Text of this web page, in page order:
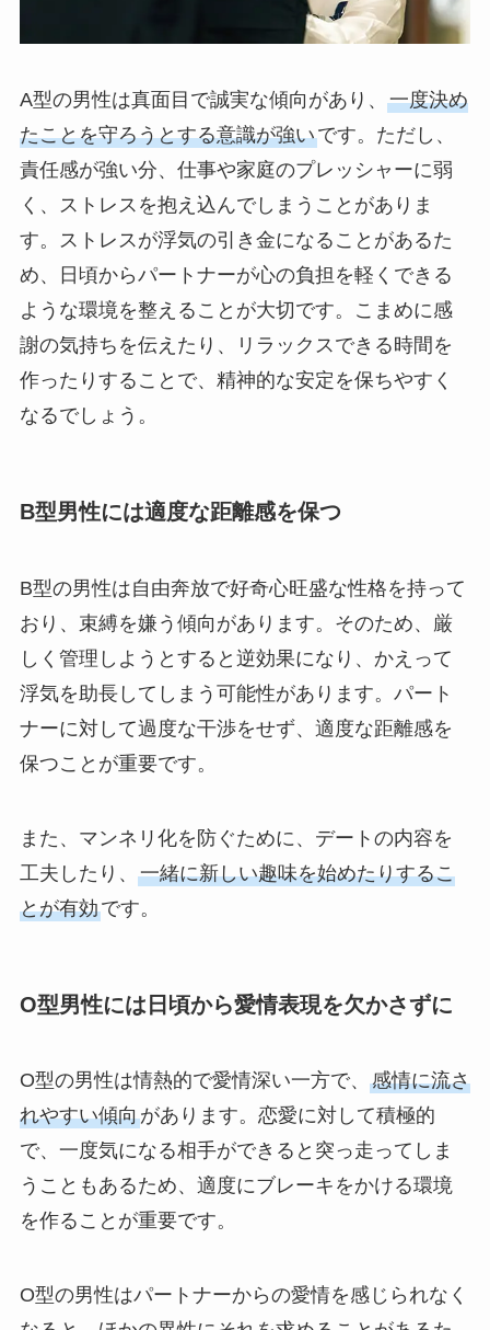
A型の男性は真面目で誠実な傾向があり、 一度決め
たことを守ろうとする意識が強いです。ただし、
責任感が強い分、仕事や家庭のプレッシャーに弱
く、ストレスを抱え込んでしまうことがありま
す。ストレスが浮気の引き金になることがあるた
め、日頃からパートナーが心の負担を軽くできる
ような環境を整えることが大切です。こまめに感
謝の気持ちを伝えたり、リラックスできる時間を
作ったりすることで、精神的な安定を保ちやすく
なるでしょう。
B型男性には適度な距離感を保つ
B型の男性は自由奔放で好奇心旺盛な性格を持って
おり、束縛を嫌う傾向があります。そのため、厳
しく管理しようとすると逆効果になり、かえって
浮気を助長してしまう可能性があります。パート
ナーに対して過度な干渉をせず、適度な距離感を
保つことが重要です。
また、マンネリ化を防ぐために、デートの内容を
工夫したり、 一緒に新しい趣味を始めたりするこ
とが有効です。
O型男性には日頃から愛情表現を欠かさずに
O型の男性は情熱的で愛情深い一方で、 感情に流さ
れやすい傾向があります。恋愛に対して積極的
で、一度気になる相手ができると突っ走ってしま
うこともあるため、適度にブレーキをかける環境
を作ることが重要です。
O型の男性はパートナーからの愛情を感じられなく